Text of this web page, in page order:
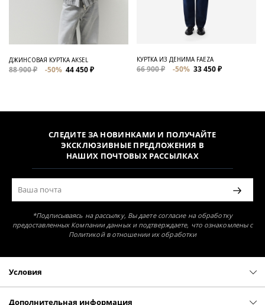
ДЖИНСОВАЯ КУРТКА AKSEL
88 900 ₽ -50% 44 450 ₽
КУРТКА ИЗ ДЕНИМА FAEZA
66 900 ₽ -50% 33 450 ₽
СЛЕДИТЕ ЗА НОВИНКАМИ И ПОЛУЧАЙТЕ
ЭКСКЛЮЗИВНЫЕ ПРЕДЛОЖЕНИЯ В
НАШИХ ПОЧТОВЫХ РАССЫЛКАХ
*Подписываясь на рассылку, Вы даете согласие на обработку
предоставленных Компании данных и подтверждаете, что ознакомлены с
Политикой в отношении их обработки
Условия
Оферта
Дополнительная информация